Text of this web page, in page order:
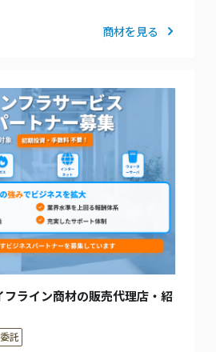
商材を見る
フライン商材の販売代理店・紹
託